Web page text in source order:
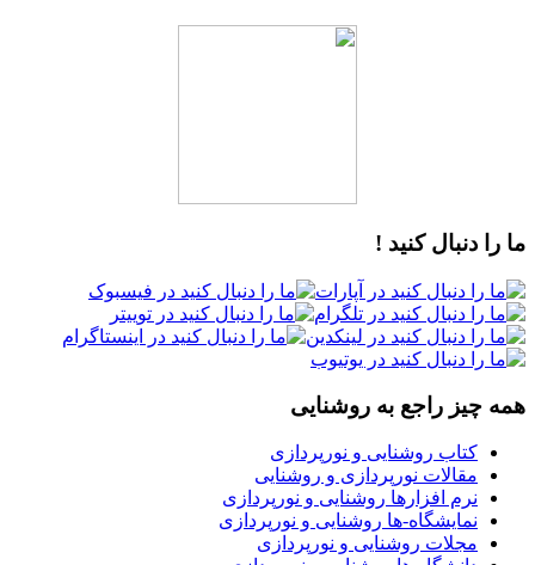
ما را دنبال کنید !
همه چیز راجع به روشنایی
کتاب روشنایی و نورپردازی
مقالات نورپردازی و روشنایی
نرم افزارها روشنایی و نورپردازی
نمایشگاه-ها روشنایی و نورپردازی
مجلات روشنایی و نورپردازی